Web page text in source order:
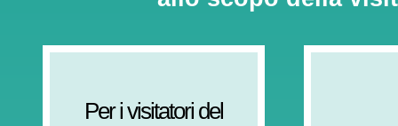
Per i visitatori del